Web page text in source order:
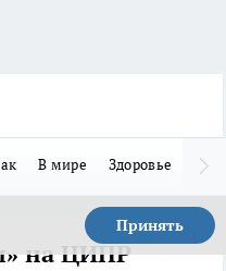
В мире Здоровье
Принять
на ЦИПР